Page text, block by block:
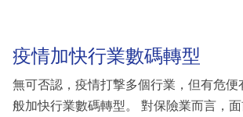
疫情加快行業數碼轉型
無可否認，疫情打撃多個行業，但有危便
般加快行業數碼轉型。 對保險業而言，